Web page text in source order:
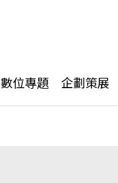
數位專題 企劃策展